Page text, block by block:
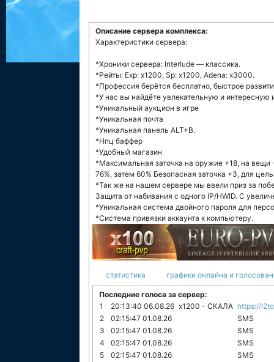
Описание сервера комплекса:
Характеристики сервера:
*Хроники сервера: Interlude — классика.
*Рейты: Exp: x1200, Sp: x1200, Adena: x3000.
*Профессия берётся бесплатно, быстрое
*У нас вы найдёте увлекательную и интересную
*Уникальный аукцион в игре
*Уникальная почта
*Уникальная панель ALT+B.
*Нпц баффер
*Удобный магазин
*Максимальная заточка на оружие +18, на
76%, затем 60% Безопасная заточка +3, для
*Так же на нашем сервере мы ввели приз за
Защита от набивания с одного IP/HWID. С
*Уникальная система двойного пароля для
*Система привязки аккаунта к компьютеру.
статистика графики онлайна и
Последние голоса за сервер:
1
20:13:40 06.08.26 x1200 - СКАЛА https://
2
02:15:47 01.08.26
SMS
3
02:15:47 01.08.26
SMS
4
02:15:47 01.08.26
SMS
5
02:15:47 01.08.26
SMS